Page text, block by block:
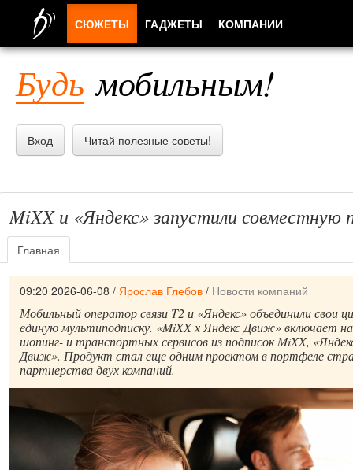
Будь мобильным!
Вход Читай полезные советы!
MiXX и «Яндекс» запустили совместную
Главная
09:20 2026-06-08 / Ярослав Глебов / Новости компаний
Мобильный оператор связи T2 и «Яндекс» объединили свои
единую мультиподписку. «MiXX х Яндекс Движ» включает
шопинг- и транспортных сервисов из подписок MiXX,
Движ». Продукт стал еще одним проектом в портфеле
партнерства двух компаний.
СЮЖЕТЫ ГАДЖЕТЫ КОМПАНИИ
ПРИЛОЖЕНИЯ